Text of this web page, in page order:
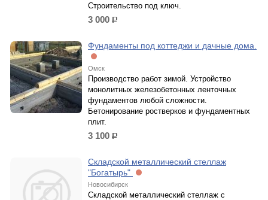
Строительство под ключ.
3 000 р.
Фундаменты под коттеджи и дачные дома.
Омск
Производство работ зимой. Устройство
монолитных железобетонных ленточных
фундаментов любой сложности.
Бетонирование ростверков и фундаментных
плит.
3 100 р.
Складской металлический стеллаж
"Богатырь"
Новосибирск
Складской металлический стеллаж с